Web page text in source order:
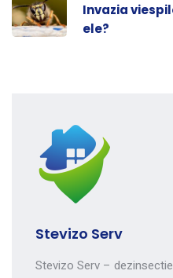
Invazia
ele?
Stevizo Serv
Stevizo Serv –